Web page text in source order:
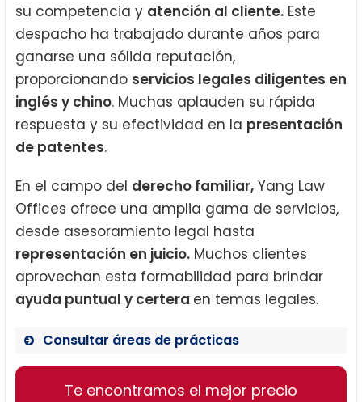
su competencia y atención al cliente. Este
despacho ha trabajado durante años para
ganarse una sólida reputación,
proporcionando servicios legales diligentes en
inglés y chino. Muchas aplauden su rápida
respuesta y su efectividad en la presentación
de patentes.
En el campo del derecho familiar, Yang Law
Offices ofrece una amplia gama de servicios,
desde asesoramiento legal hasta
representación en juicio. Muchos clientes
aprovechan esta formabilidad para brindar
ayuda puntual y certera en temas legales.
Consultar áreas de prácticas
Derecho de familia
Te encontramos el mejor precio